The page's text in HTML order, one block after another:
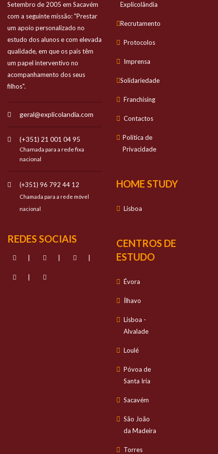
Setembro de 2005 em Sacavém
com a seguinte missão: "Prestar
um apoio personalizado no
estudo dos alunos e com elevada
qualidade, em que os pais têm
um papel interventivo no
acompanhamento dos seus
filhos".
geral@explicolandia.com
(+351) 21 001 04 95
Chamada para a rede fixa
nacional
(+351) 96 792 44 12
Chamada para a rede móvel
nacional
REDES SOCIAIS
| | |
|
Explicolândia
Recrutamento
Protocolos
Imprensa
Solidariedade
Franchising
Contactos
Política de
Privacidade
HOME STUDY
Lisboa
CENTROS DE
ESTUDO
Évora
Ílhavo
Lisboa -
Alvalade
Loulé
Póvoa de
Santa Iria
Sacavém
São João
da Madeira
Torres